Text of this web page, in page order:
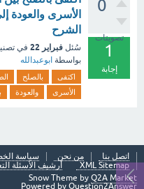
0
تصويتات
1
إجابة
الأسرى والعودة
الشرح
سُئل فبراير 22 في
بواسطة ابوعبدالله
اكتفى بالصلح
الأسرى
والعودة
اتصل بنا من نحن سياسة
XML Sitemap
أرشيف الأسئلة
Snow Theme by Q2A Market
Powered by Question2Answer